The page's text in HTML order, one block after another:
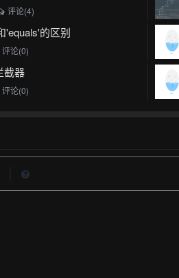
评论(4)
'equals'的区别
评论(0)
截器
评论(0)